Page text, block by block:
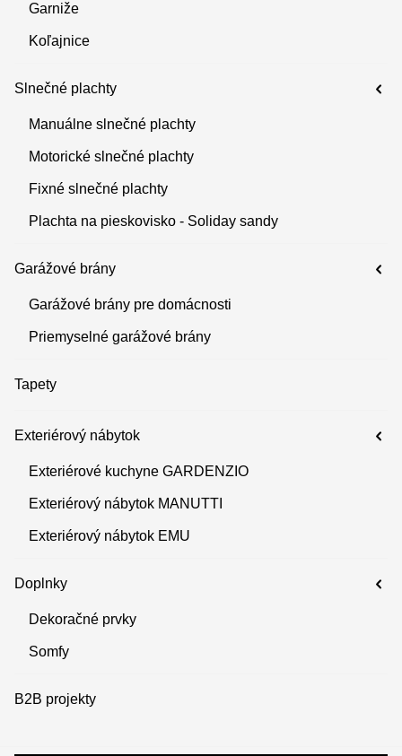
Garniže
Koľajnice
Slnečné plachty
Manuálne slnečné plachty
Motorické slnečné plachty
Fixné slnečné plachty
Plachta na pieskovisko - Soliday sandy
Garážové brány
Garážové brány pre domácnosti
Priemyselné garážové brány
Tapety
Exteriérový nábytok
Exteriérové kuchyne GARDENZIO
Exteriérový nábytok MANUTTI
Exteriérový nábytok EMU
Doplnky
Dekoračné prvky
Somfy
B2B projekty